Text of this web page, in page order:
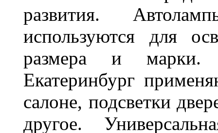
развития.
используются для
размера и марки.
Екатеринбург
салоне, подсветки
другое.